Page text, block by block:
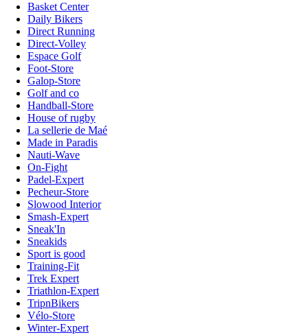
Basket Center
Daily Bikers
Direct Running
Direct-Volley
Espace Golf
Foot-Store
Galop-Store
Golf and co
Handball-Store
House of rugby
La sellerie de Maé
Made in Paradis
Nauti-Wave
On-Fight
Padel-Expert
Pecheur-Store
Slowood Interior
Smash-Expert
Sneak'In
Sneakids
Sport is good
Training-Fit
Trek Expert
Triathlon-Expert
TripnBikers
Vélo-Store
Winter-Expert